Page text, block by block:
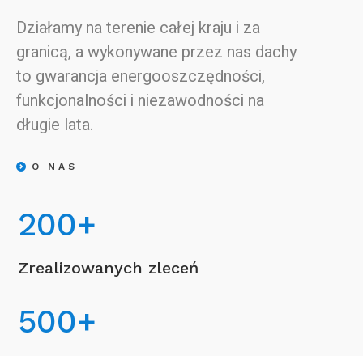
Działamy na terenie całej kraju i za
granicą, a wykonywane przez nas dachy
to gwarancja energooszczędności,
funkcjonalności i niezawodności na
długie lata.
O NAS
200+
Zrealizowanych zleceń
500+